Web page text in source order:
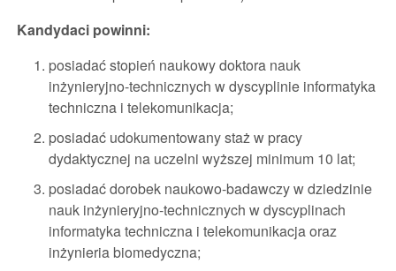
Kandydaci powinni:
posiadać stopień naukowy doktora nauk
inżynieryjno-technicznych w dyscyplinie informatyka
techniczna i telekomunikacja;
posiadać udokumentowany staż w pracy
dydaktycznej na uczelni wyższej minimum 10 lat;
posiadać dorobek naukowo-badawczy w dziedzinie
nauk inżynieryjno-technicznych w dyscyplinach
informatyka techniczna i telekomunikacja oraz
inżynieria biomedyczna;